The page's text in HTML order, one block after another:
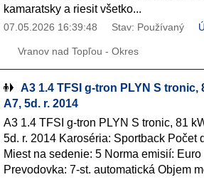
kamaratsky a riesit všetko...
07.05.2026 16:39:48 Stav: Používaný
Vranov nad Topľou - Okres
A3 1.4 TFSI g-tron PLYN S tronic,
A7, 5d. r. 2014
A3 1.4 TFSI g-tron PLYN S tronic, 81
5d. r. 2014 Karoséria: Sportback Počet
Miest na sedenie: 5 Norma emisií:
Prevodovka: 7-st. automatická Objem